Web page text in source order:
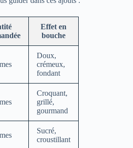
Effet en
bouche
Doux,
crémeux,
fondant
Croquant,
grillé,
gourmand
Sucré,
croustillant